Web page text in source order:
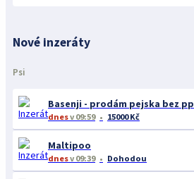
Nové inzeráty
Psi
Basenji - prodám pejska bez pp
dnesv 09:59 15000 Kč
Maltipoo
dnesv 09:39 Dohodou